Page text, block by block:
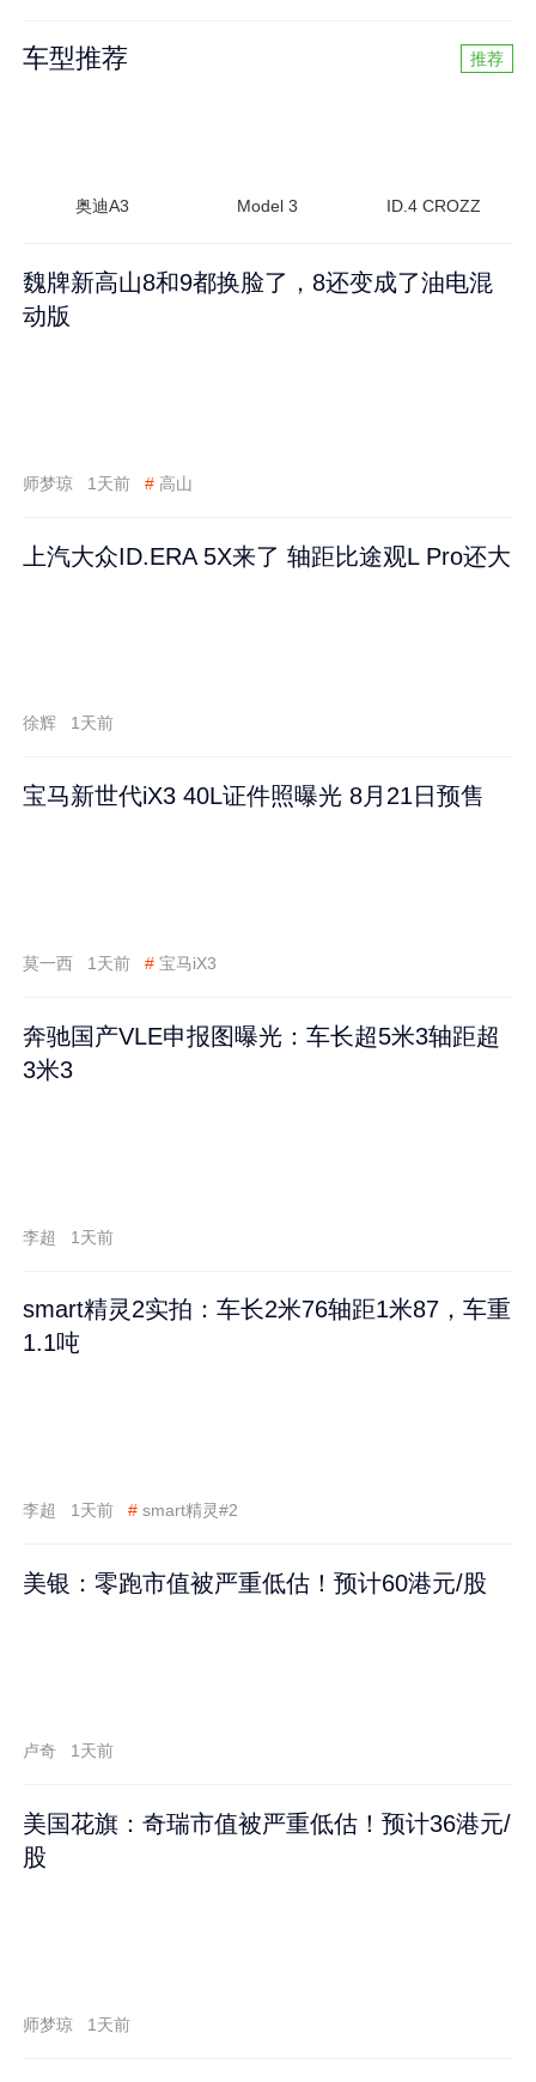
车型推荐 推荐
奥迪A3 Model 3 ID.4 CROZZ
魏牌新高山8和9都换脸了，8还变成了油电混
动版
师梦琼 1天前 # 高山
上汽大众ID.ERA 5X来了 轴距比途观L Pro还大
徐辉 1天前
宝马新世代iX3 40L证件照曝光 8月21日预售
莫一西 1天前 # 宝马iX3
奔驰国产VLE申报图曝光：车长超5米3轴距超
3米3
李超 1天前
smart精灵2实拍：车长2米76轴距1米87，车重
1.1吨
李超 1天前 # smart精灵#2
美银：零跑市值被严重低估！预计60港元/股
卢奇 1天前
美国花旗：奇瑞市值被严重低估！预计36港元/
股
师梦琼 1天前